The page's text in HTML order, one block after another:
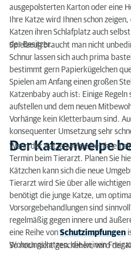
ausgepolsterten Karton oder eine
Ihre Katze wird Ihnen schon
Katzen ihren Schlafplatz auch
der Besitzer.
Spielzeug braucht man nicht
Schnur lassen sich auch prima
bestimmt gern Papierkügelchen
Spielen am Anfang einen großen
Katzenbaby auch ist: Einige
aufstellen und dem neuen
Vorhänge kein Kletterbaum sind.
konsequenter Umsetzung sehr
Der Katzenwelpe
Wenn der Katzenwelpe bei Ihnen
Termin beim Tierarzt. Planen Sie
Kätzchen kann sich die neue
Tierarzt wird Sie über alle
benötigt die junge Katze, um
Vorsorgebehandlungen sind
regelmäßig gegen innere und
eine Reihe von Schutzimpfungen
Wohnungskatzen, die keinen
So noch nicht geschehen, wird der